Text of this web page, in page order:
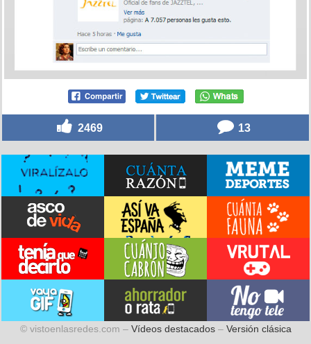
2469 13
© vistoenlasredes.com – Vídeos destacados– Versión clásica